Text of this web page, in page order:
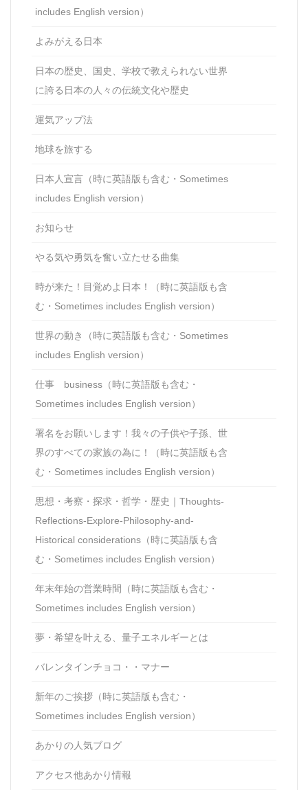
includes English version）
よみがえる日本
日本の歴史、国史、学校で教えられない世界
に誇る日本の人々の伝統文化や歴史
運気アップ法
地球を旅する
日本人宣言（時に英語版も含む・Sometimes
includes English version）
お知らせ
やる気や勇気を奮い立たせる曲集
時が来た！目覚めよ日本！（時に英語版も含
む・Sometimes includes English version）
世界の動き（時に英語版も含む・Sometimes
includes English version）
仕事 business（時に英語版も含む・
Sometimes includes English version）
署名をお願いします！我々の子供や子孫、世
界のすべての家族の為に！（時に英語版も含
む・Sometimes includes English version）
思想・考察・探求・哲学・歴史｜Thoughts-
Reflections-Explore-Philosophy-and-
Historical considerations（時に英語版も含
む・Sometimes includes English version）
年末年始の営業時間（時に英語版も含む・
Sometimes includes English version）
夢・希望を叶える、量子エネルギーとは
バレンタインチョコ・・マナー
新年のご挨拶（時に英語版も含む・
Sometimes includes English version）
あかりの人気ブログ
アクセス他あかり情報